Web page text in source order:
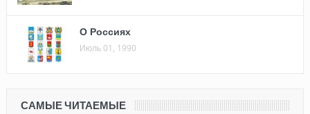
О Россиях
Июль 01, 1990
САМЫЕ ЧИТАЕМЫЕ